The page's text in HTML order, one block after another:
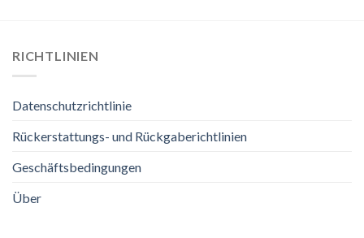
RICHTLINIEN
Datenschutzrichtlinie
Rückerstattungs- und Rückgaberichtlinien
Geschäftsbedingungen
Über